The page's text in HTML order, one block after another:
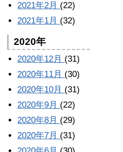
2021年2月 (22)
2021年1月 (32)
2020年
2020年12月 (31)
2020年11月 (30)
2020年10月 (31)
2020年9月 (22)
2020年8月 (29)
2020年7月 (31)